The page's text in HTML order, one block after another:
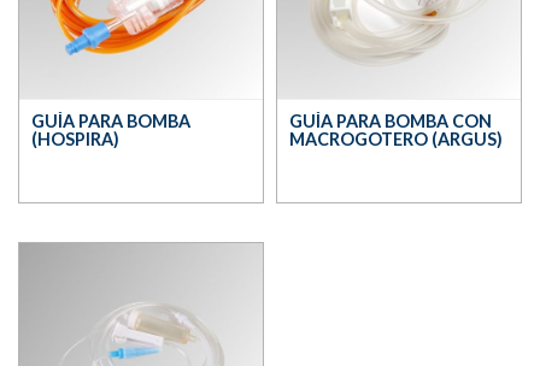
GUÍA PARA BOMBA
(HOSPIRA)
GUÍA PARA BOMBA CON
MACROGOTERO (ARGUS)